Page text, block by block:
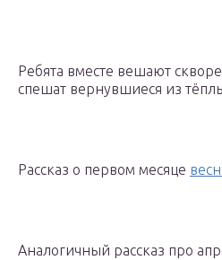
Ребята вместе вешают
спешат вернувшиеся из
Рассказ о первом месяце
Аналогичный рассказ про